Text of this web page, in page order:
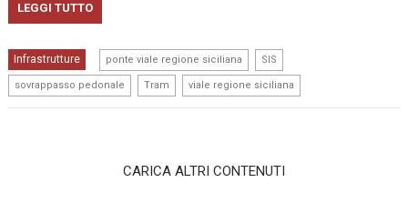
LEGGI TUTTO
Infrastrutture ponte viale regione siciliana SIS
sovrappasso pedonale Tram viale regione siciliana
CARICA ALTRI CONTENUTI